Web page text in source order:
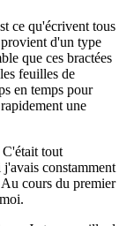
ce qu'écrivent tous
d'un type
que ces bractées
feuilles de
en temps pour
une
tout
constamment
Au cours du premier